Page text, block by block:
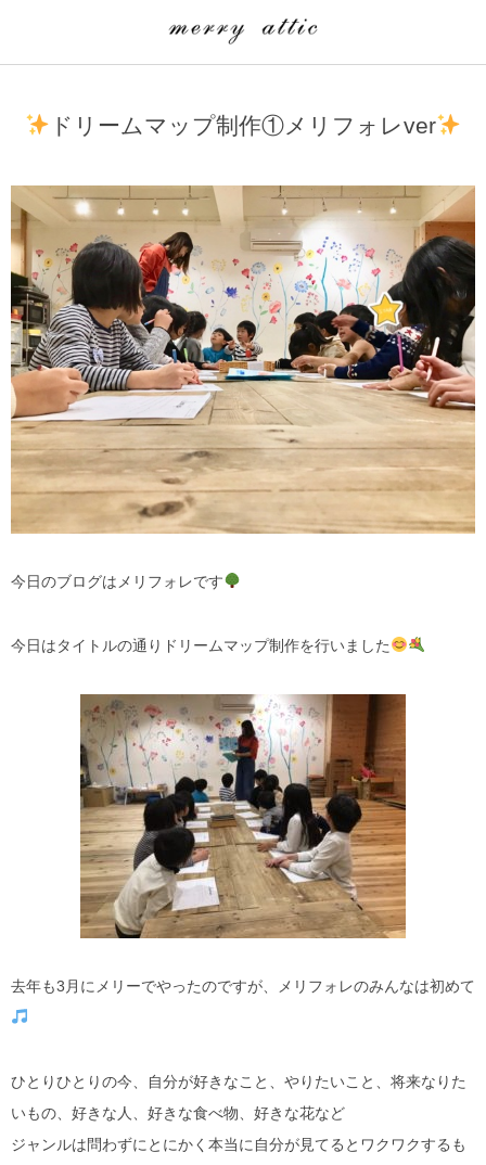
ドリームマップ制作①メリフォレver
今日のブログはメリフォレです
今日はタイトルの通りドリームマップ制作を行いました
去年も3月にメリーでやったのですが、メリフォレのみんなは初めて
ひとりひとりの今、自分が好きなこと、やりたいこと、将来なりた
いもの、好きな人、好きな食べ物、好きな花など
ジャンルは問わずにとにかく本当に自分が見てるとワクワクするも
埼玉県
merry attic ミュージッククラス